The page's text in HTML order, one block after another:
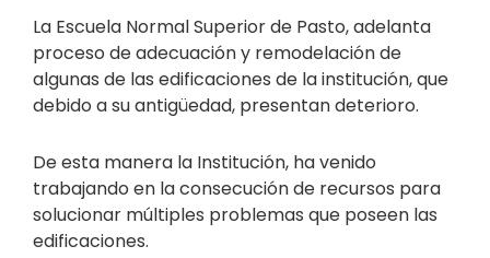
La Escuela Normal Superior de Pasto, adelanta
proceso de adecuación y remodelación de
algunas de las edificaciones de la institución, que
debido a su antigüedad, presentan deterioro.
De esta manera la Institución, ha venido
trabajando en la consecución de recursos para
solucionar múltiples problemas que poseen las
edificaciones.